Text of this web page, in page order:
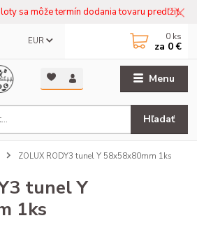
sa môže termín dodania tovaru predľžiť.
Menu
EUR
Hľadať
0 ks
za 0 €
ZOLUX RODY3 tunel Y 58x58x80mm 1ks
tunel Y
1ks